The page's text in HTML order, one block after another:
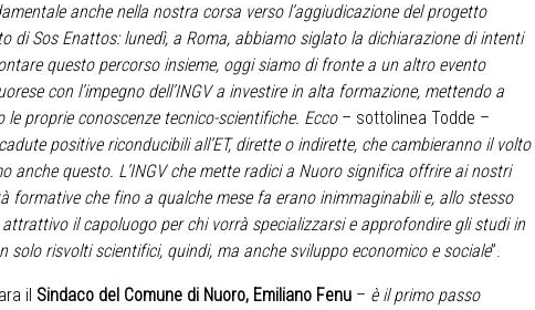
anche nella nostra corsa verso l’aggiudicazione del progetto
di Sos Enattos: lunedì, a Roma, abbiamo siglato la dichiarazione di intenti
questo percorso insieme, oggi siamo di fronte a un altro evento
con l’impegno dell’INGV a investire in alta formazione, mettendo a
le proprie conoscenze tecnico-scientifiche. Ecco– sottolinea Todde –
positive riconducibili all’ET, dirette o indirette, che cambieranno il volto
anche questo. L’INGV che mette radici a Nuoro significa offrire ai nostri
formative che fino a qualche mese fa erano inimmaginabili e, allo stesso
attrattivo il capoluogo per chi vorrà specializzarsi e approfondire gli studi in
solo risvolti scientifici, quindi, ma anche sviluppo economico e sociale”.
il Sindaco del Comune di Nuoro, Emiliano Fenu – è il primo passo